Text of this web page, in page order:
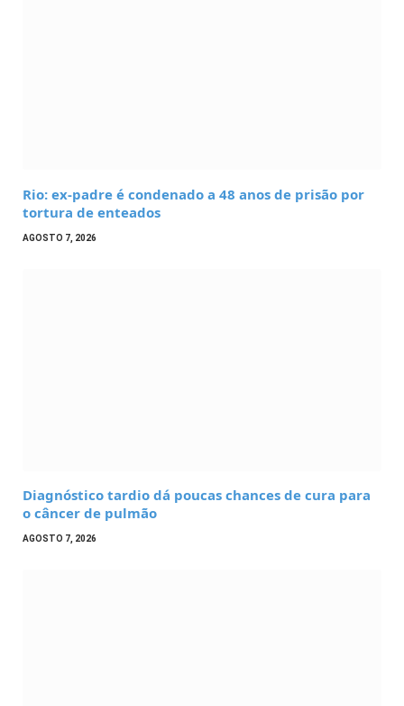
Rio: ex-padre é condenado a 48 anos de prisão por
tortura de enteados
AGOSTO 7, 2026
Diagnóstico tardio dá poucas chances de cura para
o câncer de pulmão
AGOSTO 7, 2026